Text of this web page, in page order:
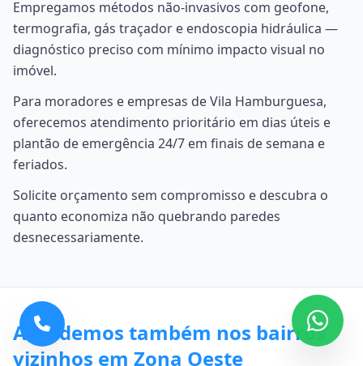
Empregamos métodos não-invasivos com geofone,
termografia, gás traçador e endoscopia hidráulica —
diagnóstico preciso com mínimo impacto visual no
imóvel.
Para moradores e empresas de Vila Hamburguesa,
oferecemos atendimento prioritário em dias úteis e
plantão de emergência 24/7 em finais de semana e
feriados.
Solicite orçamento sem compromisso e descubra o
quanto economiza não quebrando paredes
desnecessariamente.
Atendemos também nos bairros
vizinhos em Zona Oeste